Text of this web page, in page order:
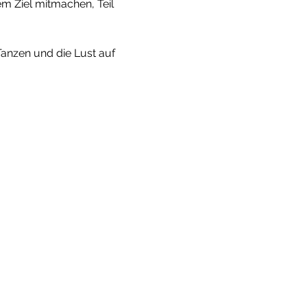
Ziel mitmachen, Teil
und die Lust auf